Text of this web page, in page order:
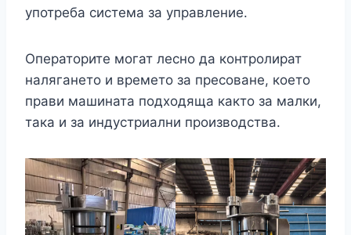
употреба система за управление.
Операторите могат лесно да контролират
налягането и времето за пресоване, което
прави машината подходяща както за малки,
така и за индустриални производства.